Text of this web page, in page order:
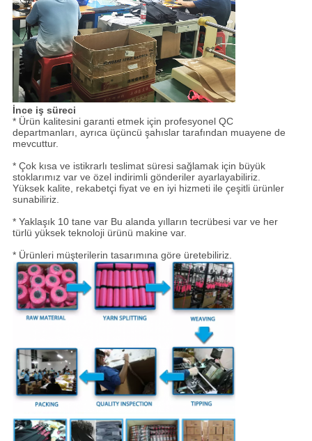
İnce iş süreci
* Ürün kalitesini garanti etmek için profesyonel QC
departmanları, ayrıca üçüncü şahıslar tarafından muayene de
mevcuttur.
* Çok kısa ve istikrarlı teslimat süresi sağlamak için büyük
stoklarımız var ve özel indirimli gönderiler ayarlayabiliriz.
Yüksek kalite, rekabetçi fiyat ve en iyi hizmeti ile çeşitli ürünler
sunabiliriz.
* Yaklaşık 10 tane varBu alanda yılların tecrübesi var ve her
türlü yüksek teknoloji ürünü makine var.
* Ürünleri müşterilerin tasarımına göre üretebiliriz.